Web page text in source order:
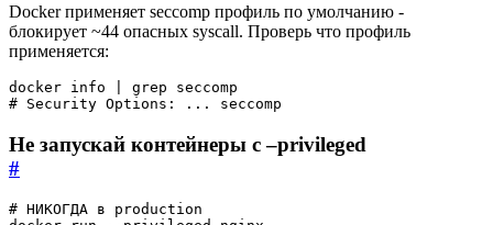
Docker применяет seccomp профиль по умолчанию -
блокирует ~44 опасных syscall. Проверь что профиль
применяется:
docker info
# Security Options: ... seccomp
Не запускай контейнеры с –privileged
#
# НИКОГДА в production